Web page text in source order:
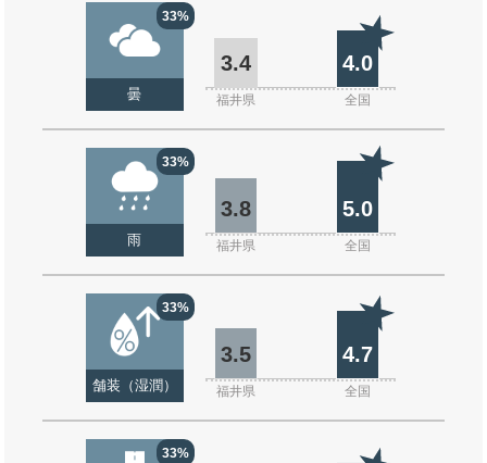
33%
曇
3.4 4.0
福井県 全国
33%
雨
3.8 5.0
福井県 全国
33%
舗装（湿潤）
3.5 4.7
福井県 全国
33%